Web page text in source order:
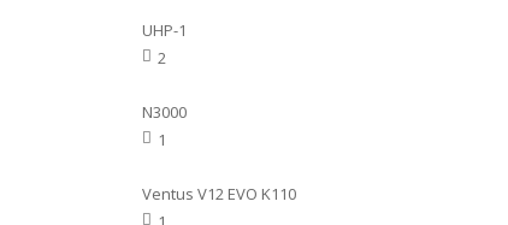
UHP-1
2
N3000
1
Ventus V12 EVO K110